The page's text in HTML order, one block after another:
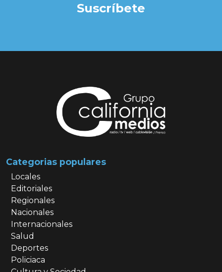
Suscríbete
Categorias populares
Locales
Editoriales
Regionales
Nacionales
Internacionales
Salud
Deportes
Policiaca